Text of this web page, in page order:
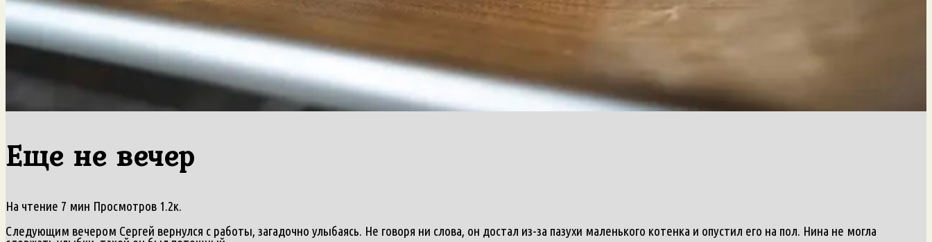
Еще не вечер
На чтение 7 мин Просмотров 1.2к.
Следующим вечером Сергей вернулся с работы, загадочно улыбаясь. Не говоря ни слова, он достал из-за пазухи маленького котенка и опустил его на пол. Нина не могла